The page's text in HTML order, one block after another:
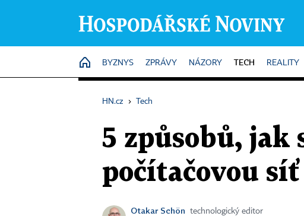
HOME
BYZNYS ZPRÁVY NÁZORY TECH REALITY
HN.cz › Tech
5 způsobů, jak
počítačovou síť
Otakar Schön
technologický editor